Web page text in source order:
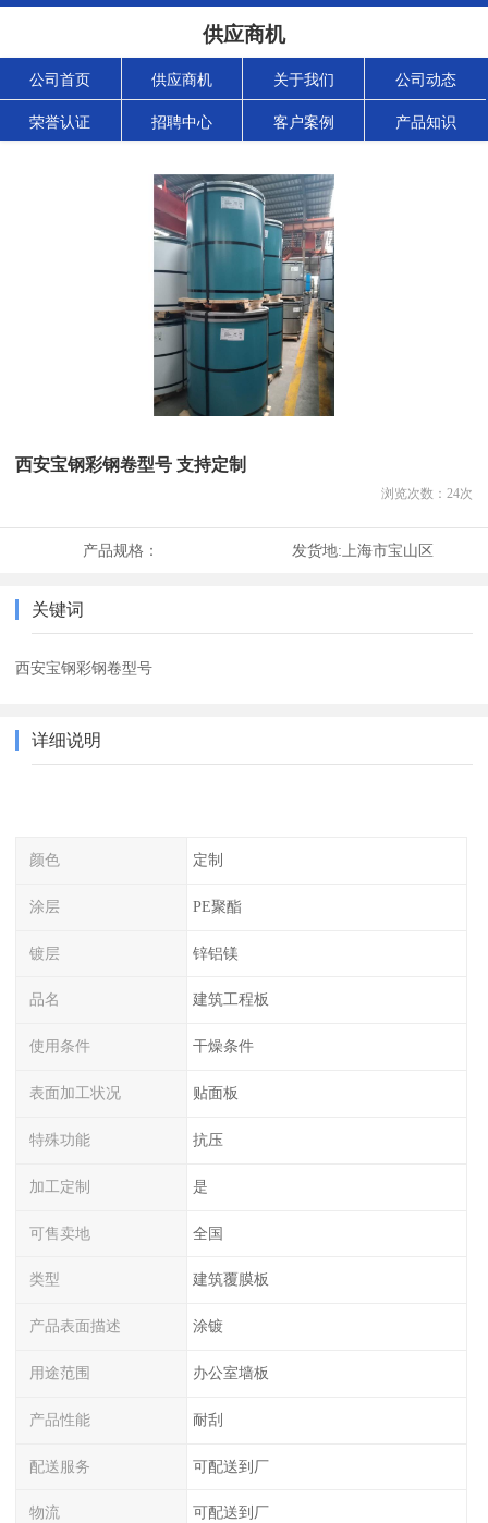
供应商机
公司首页 供应商机 关于我们 公司动态
荣誉认证 招聘中心 客户案例 产品知识
西安宝钢彩钢卷型号 支持定制
浏览次数： 24次
产品规格： 发货地: 上海市宝山区
关键词
西安宝钢彩钢卷型号
详细说明
颜色 定制
涂层 PE聚酯
镀层 锌铝镁
品名 建筑工程板
使用条件 干燥条件
表面加工状况 贴面板
特殊功能 抗压
加工定制 是
可售卖地 全国
类型 建筑覆膜板
产品表面描述 涂镀
用途范围 办公室墙板
产品性能 耐刮
配送服务 可配送到厂
物流 可配送到厂